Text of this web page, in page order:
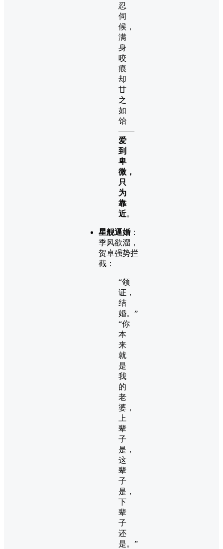
忍
伺
候，
满
身
咬
痕
却
甘
之
如
饴
——
爱
到
卑
微，
只
为
靠
近。
星舰逼婚 ：
季风欲溜，
贺卓强势拦
截：
“领
证，
结
婚。”
“你
本
来
就
是
我
的
老
婆，
上
辈
子
是，
这
辈
子
是，
下
辈
子
还
是。”